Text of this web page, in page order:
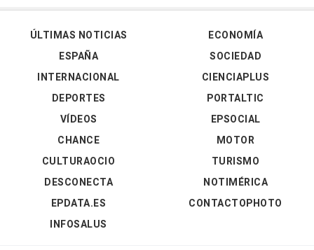
ÚLTIMAS NOTICIAS
ESPAÑA
INTERNACIONAL
DEPORTES
VÍDEOS
ECONOMÍA
SOCIEDAD
CIENCIAPLUS
PORTALTIC
EPSOCIAL
CHANCE
CULTURAOCIO
DESCONECTA
EPDATA.ES
INFOSALUS
MOTOR
TURISMO
NOTIMÉRICA
CONTACTOPHOTO